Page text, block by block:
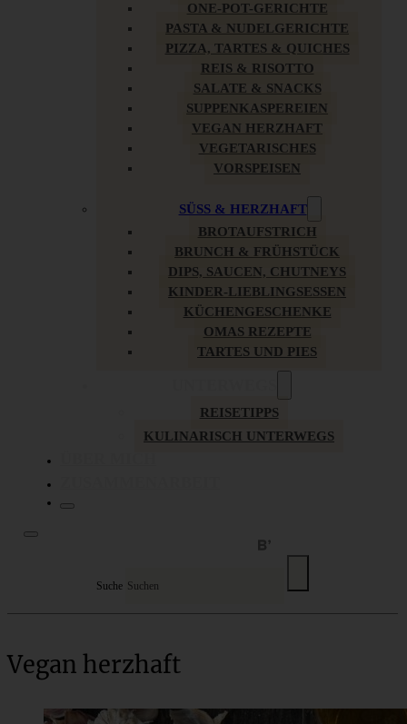
ONE-POT-GERICHTE
PASTA & NUDELGERICHTE
PIZZA, TARTES & QUICHES
REIS & RISOTTO
SALATE & SNACKS
SUPPENKASPEREIEN
VEGAN HERZHAFT
VEGETARISCHES
VORSPEISEN
SÜSS & HERZHAFT
BROTAUFSTRICH
BRUNCH & FRÜHSTÜCK
DIPS, SAUCEN, CHUTNEYS
KINDER-LIEBLINGSESSEN
KÜCHENGESCHENKE
OMAS REZEPTE
TARTES UND PIES
REISETIPPS
KULINARISCH UNTERWEGS
Suche
Vegan herzhaft